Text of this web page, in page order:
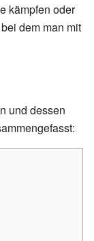
kämpfen oder
dem man mit
und dessen